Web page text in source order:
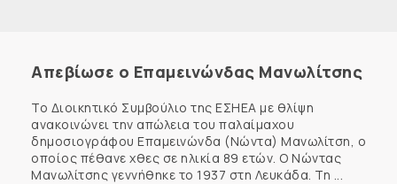
Απεβίωσε ο Επαμεινώνδας Μανωλίτσης
Το Διοικητικό Συμβούλιο της ΕΣΗΕΑ με θλίψη
ανακοινώνει την απώλεια του παλαίμαχου
δημοσιογράφου Επαμεινώνδα (Νώντα) Μανωλίτση, ο
οποίος πέθανε χθες σε ηλικία 89 ετών. Ο Νώντας
Μανωλίτσης γεννήθηκε το 1937 στη Λευκάδα. Τη ...